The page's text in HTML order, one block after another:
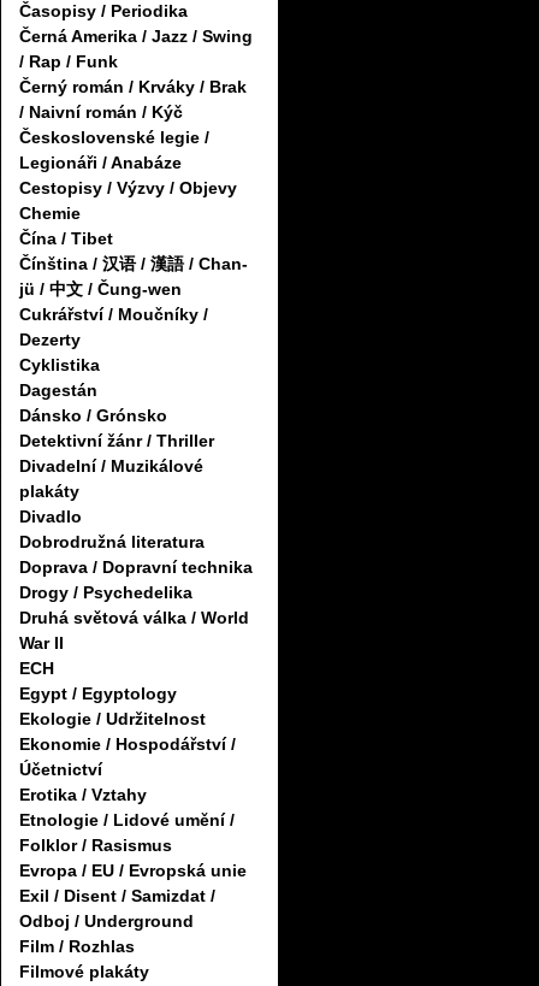
Časopisy / Periodika
Černá Amerika / Jazz / Swing
/ Rap / Funk
Černý román / Krváky / Brak
/ Naivní román / Kýč
Československé legie /
Legionáři / Anabáze
Cestopisy / Výzvy / Objevy
Chemie
Čína / Tibet
Čínština / 汉语 / 漢語 / Chan-
jü / 中文 / Čung-wen
Cukrářství / Moučníky /
Dezerty
Cyklistika
Dagestán
Dánsko / Grónsko
Detektivní žánr / Thriller
Divadelní / Muzikálové
plakáty
Divadlo
Dobrodružná literatura
Doprava / Dopravní technika
Drogy / Psychedelika
Druhá světová válka / World
War II
ECH
Egypt / Egyptology
Ekologie / Udržitelnost
Ekonomie / Hospodářství /
Účetnictví
Erotika / Vztahy
Etnologie / Lidové umění /
Folklor / Rasismus
Evropa / EU / Evropská unie
Exil / Disent / Samizdat /
Odboj / Underground
Film / Rozhlas
Filmové plakáty